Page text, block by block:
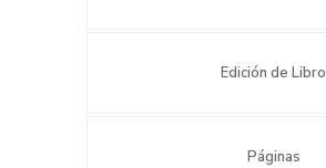
Edición de Libro
Páginas